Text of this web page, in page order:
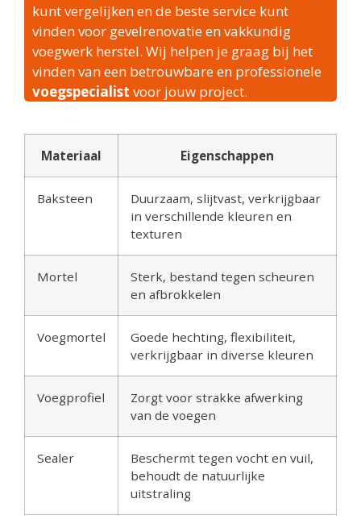
kunt vergelijken en de beste service kunt
vinden voor gevelrenovatie en vakkundig
voegwerk herstel. Wij helpen je graag bij het
vinden van een betrouwbare en professionele
voegspecialist voor jouw project.
Materiaal Eigenschappen
Baksteen
Duurzaam, slijtvast, verkrijgbaar
in verschillende kleuren en
texturen
Mortel
Sterk, bestand tegen scheuren
en afbrokkelen
Voegmortel
Goede hechting, flexibiliteit,
verkrijgbaar in diverse kleuren
Voegprofiel
Zorgt voor strakke afwerking
van de voegen
Sealer
Beschermt tegen vocht en vuil,
behoudt de natuurlijke
uitstraling